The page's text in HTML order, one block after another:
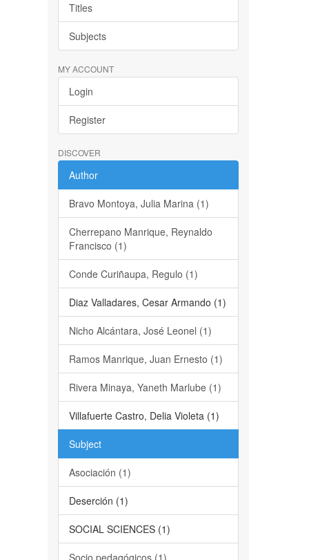
Titles
Subjects
MY ACCOUNT
Login
Register
DISCOVER
Author
Bravo Montoya, Julia Marina (1)
Cherrepano Manrique, Reynaldo
Francisco (1)
Conde Curiñaupa, Regulo (1)
Diaz Valladares, Cesar Armando (1)
Nicho Alcántara, José Leonel (1)
Ramos Manrique, Juan Ernesto (1)
Rivera Minaya, Yaneth Marlube (1)
Villafuerte Castro, Delia Violeta (1)
Subject
Asociación (1)
Deserción (1)
SOCIAL SCIENCES (1)
Socio pedagógicos (1)